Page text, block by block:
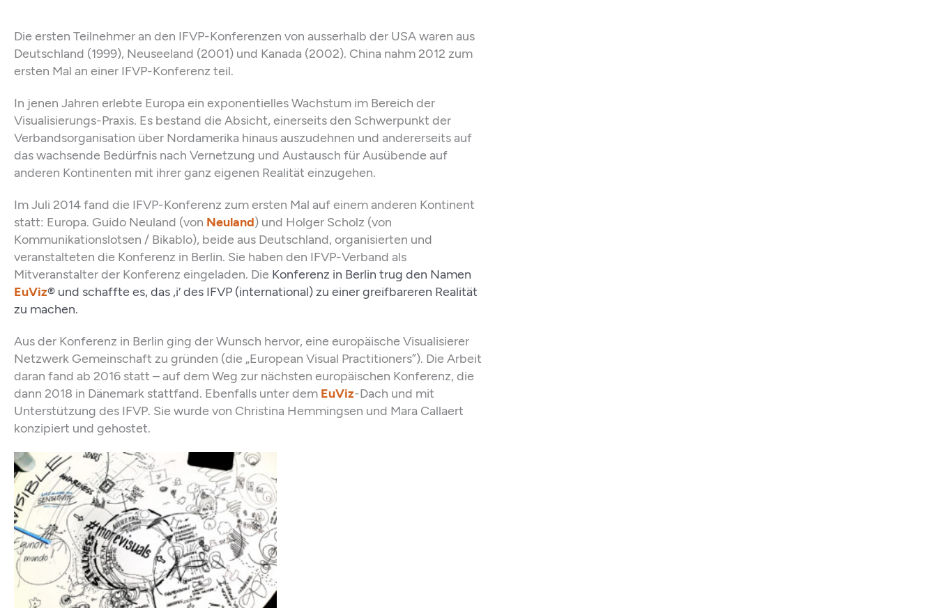
Die ersten Teilnehmer an den IFVP-Konferenzen von ausserhalb der USA waren aus
Deutschland (1999), Neuseeland (2001) und Kanada (2002). China nahm 2012 zum
ersten Mal an einer IFVP-Konferenz teil.
In jenen Jahren erlebte Europa ein exponentielles Wachstum im Bereich der
Visualisierungs-Praxis. Es bestand die Absicht, einerseits den Schwerpunkt der
Verbandsorganisation über Nordamerika hinaus auszudehnen und andererseits auf
das wachsende Bedürfnis nach Vernetzung und Austausch für Ausübende auf
anderen Kontinenten mit ihrer ganz eigenen Realität einzugehen.
Im Juli 2014 fand die IFVP-Konferenz zum ersten Mal auf einem anderen Kontinent
statt: Europa. Guido Neuland (von Neuland) und Holger Scholz (von
Kommunikationslotsen / Bikablo), beide aus Deutschland, organisierten und
veranstalteten die Konferenz in Berlin. Sie haben den IFVP-Verband als
Mitveranstalter der Konferenz eingeladen. Die Konferenz in Berlin trug den Namen
EuViz® und schaffte es, das ‚i‘ des IFVP (international) zu einer greifbareren Realität
zu machen.
Aus der Konferenz in Berlin ging der Wunsch hervor, eine europäische Visualisierer
Netzwerk Gemeinschaft zu gründen (die „European Visual Practitioners”). Die Arbeit
daran fand ab 2016 statt – auf dem Weg zur nächsten europäischen Konferenz, die
dann 2018 in Dänemark stattfand. Ebenfalls unter dem EuViz-Dach und mit
Unterstützung des IFVP. Sie wurde von Christina Hemmingsen und Mara Callaert
konzipiert und gehostet.